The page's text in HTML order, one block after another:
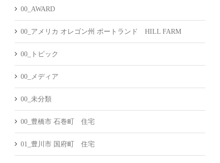
00_AWARD
00_アメリカ オレゴン州 ポートランド HILL FARM
00_トピック
00_メディア
00_未分類
00_豊橋市 石巻町 住宅
01_豊川市 国府町 住宅